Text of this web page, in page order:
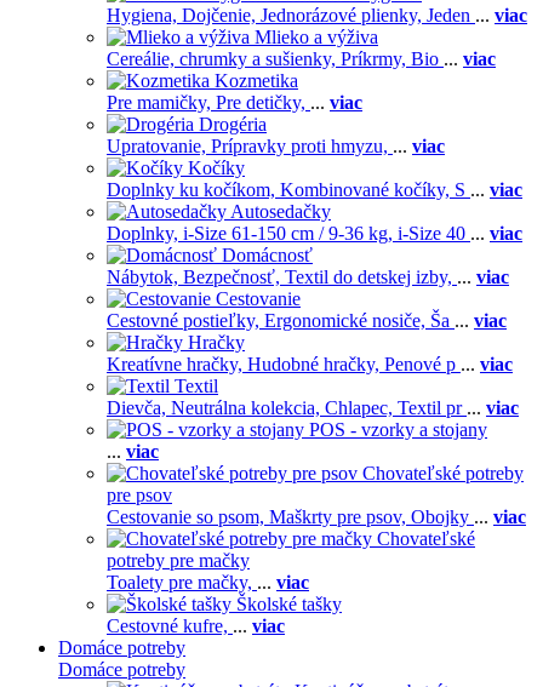
Hygiena, Dojčenie, Jednorázové plienky, Jeden ... viac
Mlieko a výživa
Cereálie, chrumky a sušienky, Príkrmy, Bio ... viac
Kozmetika
Pre mamičky, Pre detičky, ... viac
Drogéria
Upratovanie, Prípravky proti hmyzu, ... viac
Kočíky
Doplnky ku kočíkom, Kombinované kočíky, S ... viac
Autosedačky
Doplnky, i-Size 61-150 cm / 9-36 kg, i-Size 40 ... viac
Domácnosť
Nábytok, Bezpečnosť, Textil do detskej izby, ... viac
Cestovanie
Cestovné postieľky, Ergonomické nosiče, Ša ... viac
Hračky
Kreatívne hračky, Hudobné hračky, Penové p ... viac
Textil
Dievča, Neutrálna kolekcia, Chlapec, Textil pr ... viac
POS - vzorky a stojany
... viac
Chovateľské potreby
pre psov
Cestovanie so psom, Maškrty pre psov, Obojky ... viac
Chovateľské
potreby pre mačky
Toalety pre mačky, ... viac
Školské tašky
Cestovné kufre, ... viac
Domáce potreby
Domáce potreby